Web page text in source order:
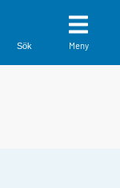
Sök Meny